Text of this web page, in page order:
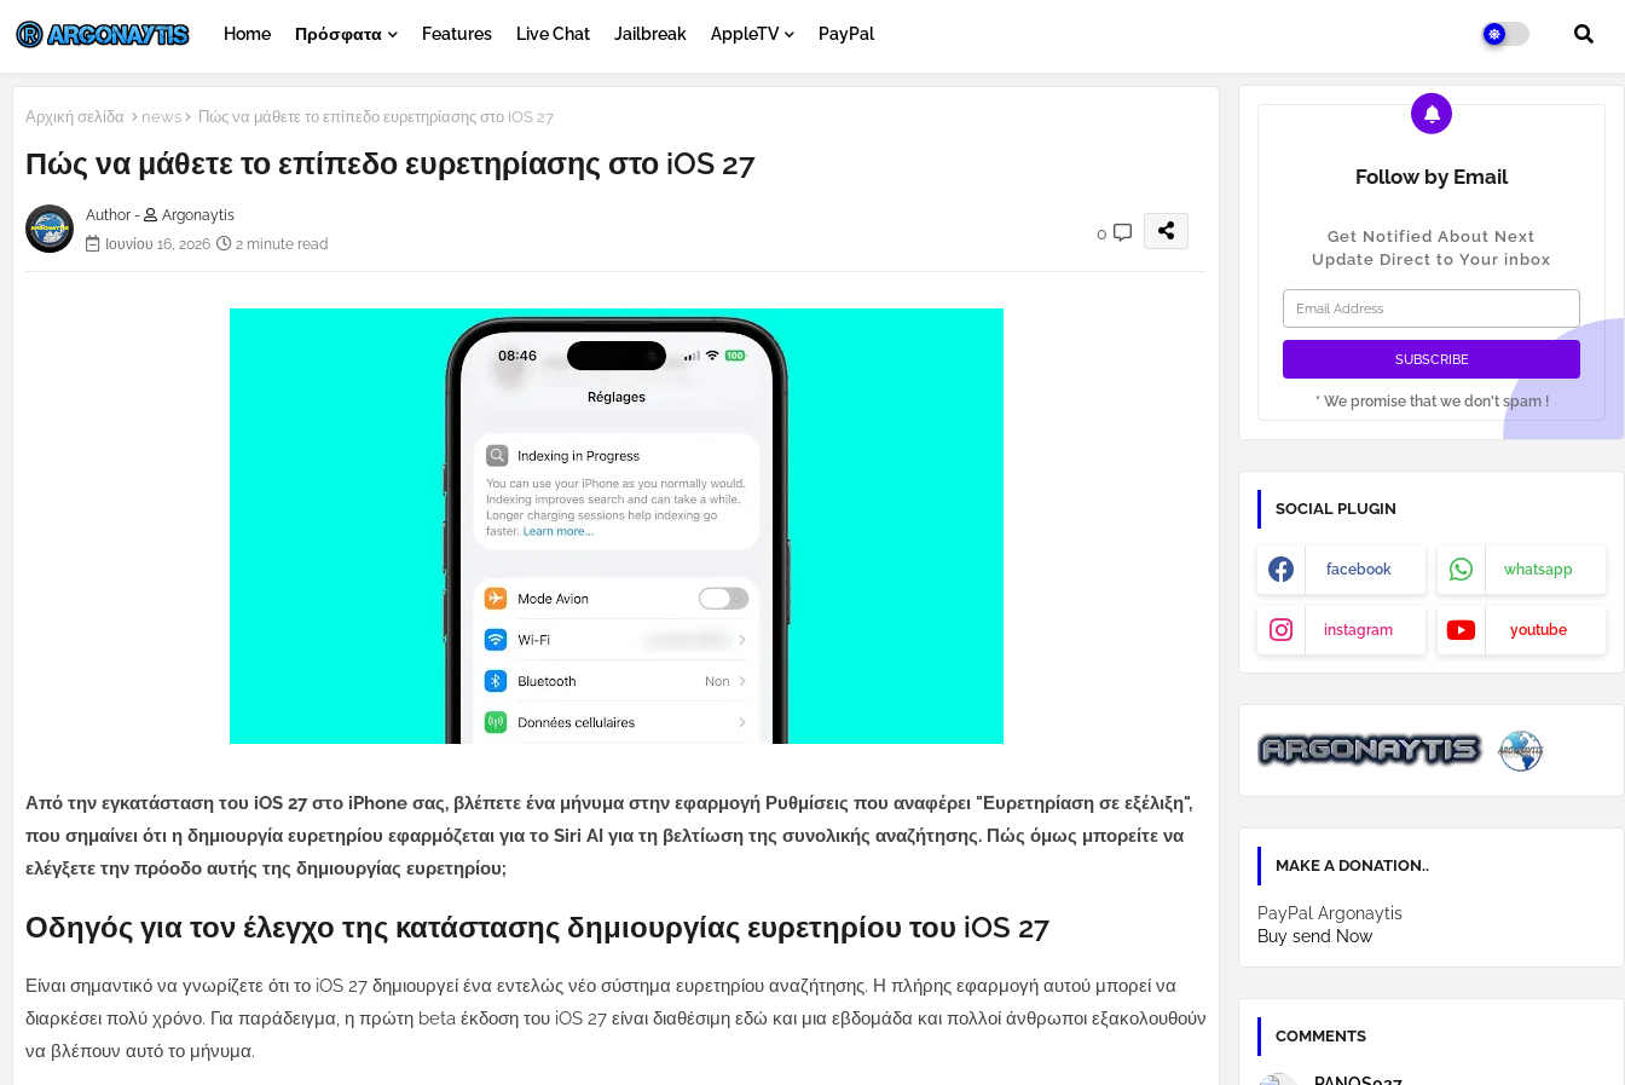
Home Πρόσφατα Features Live Chat Jailbreak AppleTV PayPal
Αρχική σελίδα news Πώς να μάθετε το επίπεδο ευρετηρίασης στο iOS 27
Πώς να μάθετε το επίπεδο ευρετηρίασης στο iOS 27
Author -
Argonaytis
Ιουνίου 16, 2026
2 minute read
0
Από την εγκατάσταση του iOS 27 στο iPhone σας, βλέπετε ένα μήνυμα στην εφαρμογή Ρυθμίσεις που αναφέρει "Ευρετηρίαση σε εξέλιξη",
που σημαίνει ότι η δημιουργία ευρετηρίου εφαρμόζεται για το Siri AI για τη βελτίωση της συνολικής αναζήτησης. Πώς όμως μπορείτε να
ελέγξετε την πρόοδο αυτής της δημιουργίας ευρετηρίου;
Οδηγός για τον έλεγχο της κατάστασης δημιουργίας ευρετηρίου του iOS 27
Είναι σημαντικό να γνωρίζετε ότι το iOS 27 δημιουργεί ένα εντελώς νέο σύστημα ευρετηρίου αναζήτησης. Η πλήρης εφαρμογή αυτού μπορεί να
διαρκέσει πολύ χρόνο. Για παράδειγμα, η πρώτη beta έκδοση του iOS 27 είναι διαθέσιμη εδώ και μια εβδομάδα και πολλοί άνθρωποι εξακολουθούν
να βλέπουν αυτό το μήνυμα.
Follow by Email
Get Notified About Next
Update Direct to Your inbox
* We promise that we don't spam !
SOCIAL PLUGIN
facebook whatsapp
instagram youtube
MAKE A DONATION..
PayPal Argonaytis
Buy send Now
COMMENTS